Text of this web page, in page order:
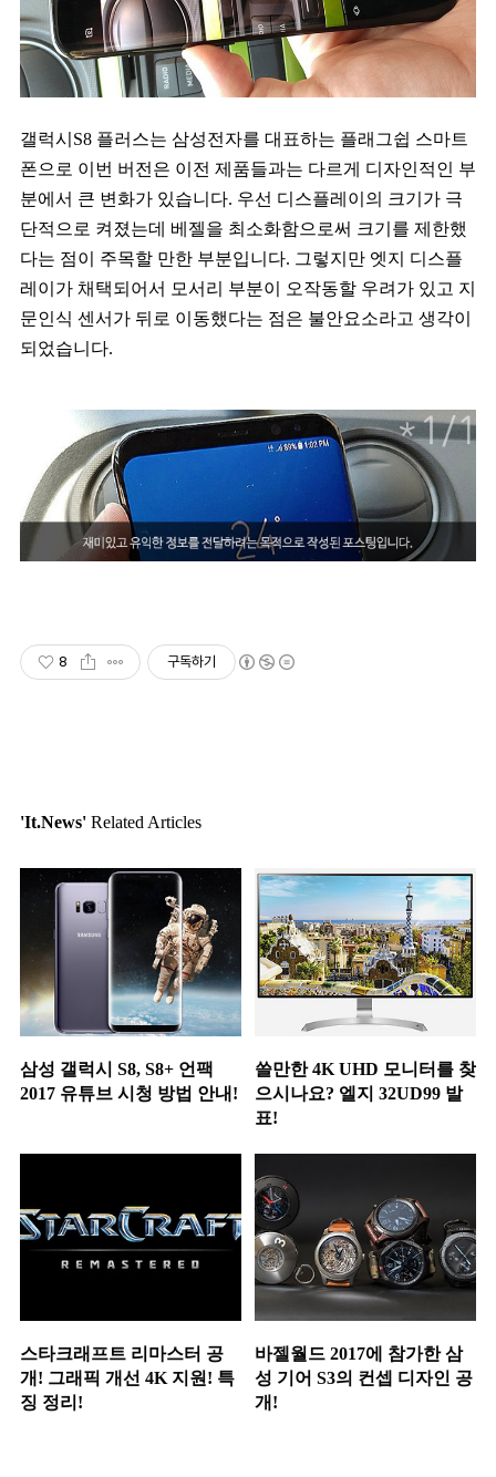
갤럭시S8 플러스는 삼성전자를 대표하는 플래그쉽 스마트
폰으로 이번 버전은 이전 제품들과는 다르게 디자인적인 부
분에서 큰 변화가 있습니다. 우선 디스플레이의 크기가 극
단적으로 켜졌는데 베젤을 최소화함으로써 크기를 제한했
다는 점이 주목할 만한 부분입니다. 그렇지만 엣지 디스플
레이가 채택되어서 모서리 부분이 오작동할 우려가 있고 지
문인식 센서가 뒤로 이동했다는 점은 불안요소라고 생각이
되었습니다.
8 구독하기
'It.News' Related Articles
삼성 갤럭시 S8, S8+ 언팩
2017 유튜브 시청 방법 안내!
쓸만한 4K UHD 모니터를 찾
으시나요? 엘지 32UD99 발
표!
스타크래프트 리마스터 공
개! 그래픽 개선 4K 지원! 특
징 정리!
바젤월드 2017에 참가한 삼
성 기어 S3의 컨셉 디자인 공
개!